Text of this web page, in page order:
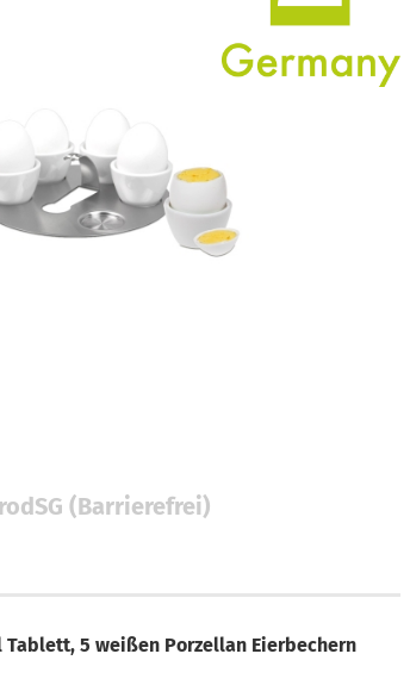
(Barrierefrei)
5 weißen Porzellan Eierbechern